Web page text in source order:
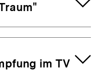
im TV